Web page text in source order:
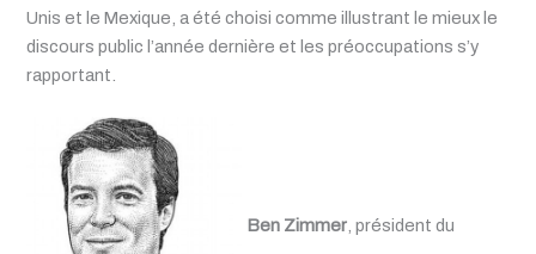
Unis et le Mexique, a été choisi comme illustrant le mieux le
discours public l’année dernière et les préoccupations s’y
rapportant.
Ben Zimmer, président du